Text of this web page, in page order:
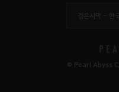
검은사막 - 한
© Pearl Abyss